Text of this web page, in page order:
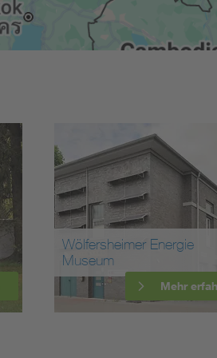
Wölfersheimer Energie
Museum
Mehr